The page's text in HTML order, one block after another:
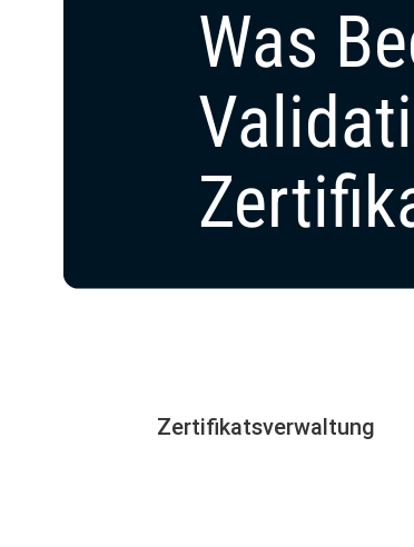
Was
Zertifikatsverwaltung